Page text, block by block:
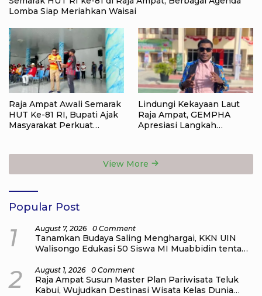
Lomba Siap Meriahkan Waisai
Raja Ampat Awali Semarak
HUT Ke-81 RI, Bupati Ajak
Masyarakat Perkuat
Lindungi Kekayaan Laut
Raja Ampat, GEMPHA
Apresiasi Langkah
View More
Popular Post
1 August 7, 2026 0 Comment
Tanamkan Budaya Saling Menghargai, KKN UIN
Walisongo Edukasi 50 Siswa MI Muabbidin tentang
2 August 1, 2026 0 Comment
Raja Ampat Susun Master Plan Pariwisata Teluk
Kabui, Wujudkan Destinasi Wisata Kelas Dunia